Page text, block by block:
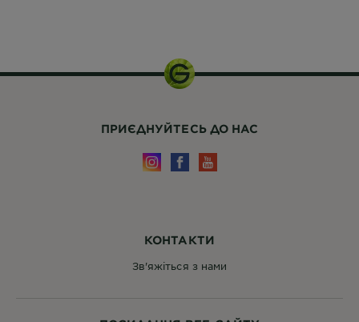
КОНТАКТИ
Зв'яжіться з нами
ПРИЄДНУЙТЕСЬ ДО НАС